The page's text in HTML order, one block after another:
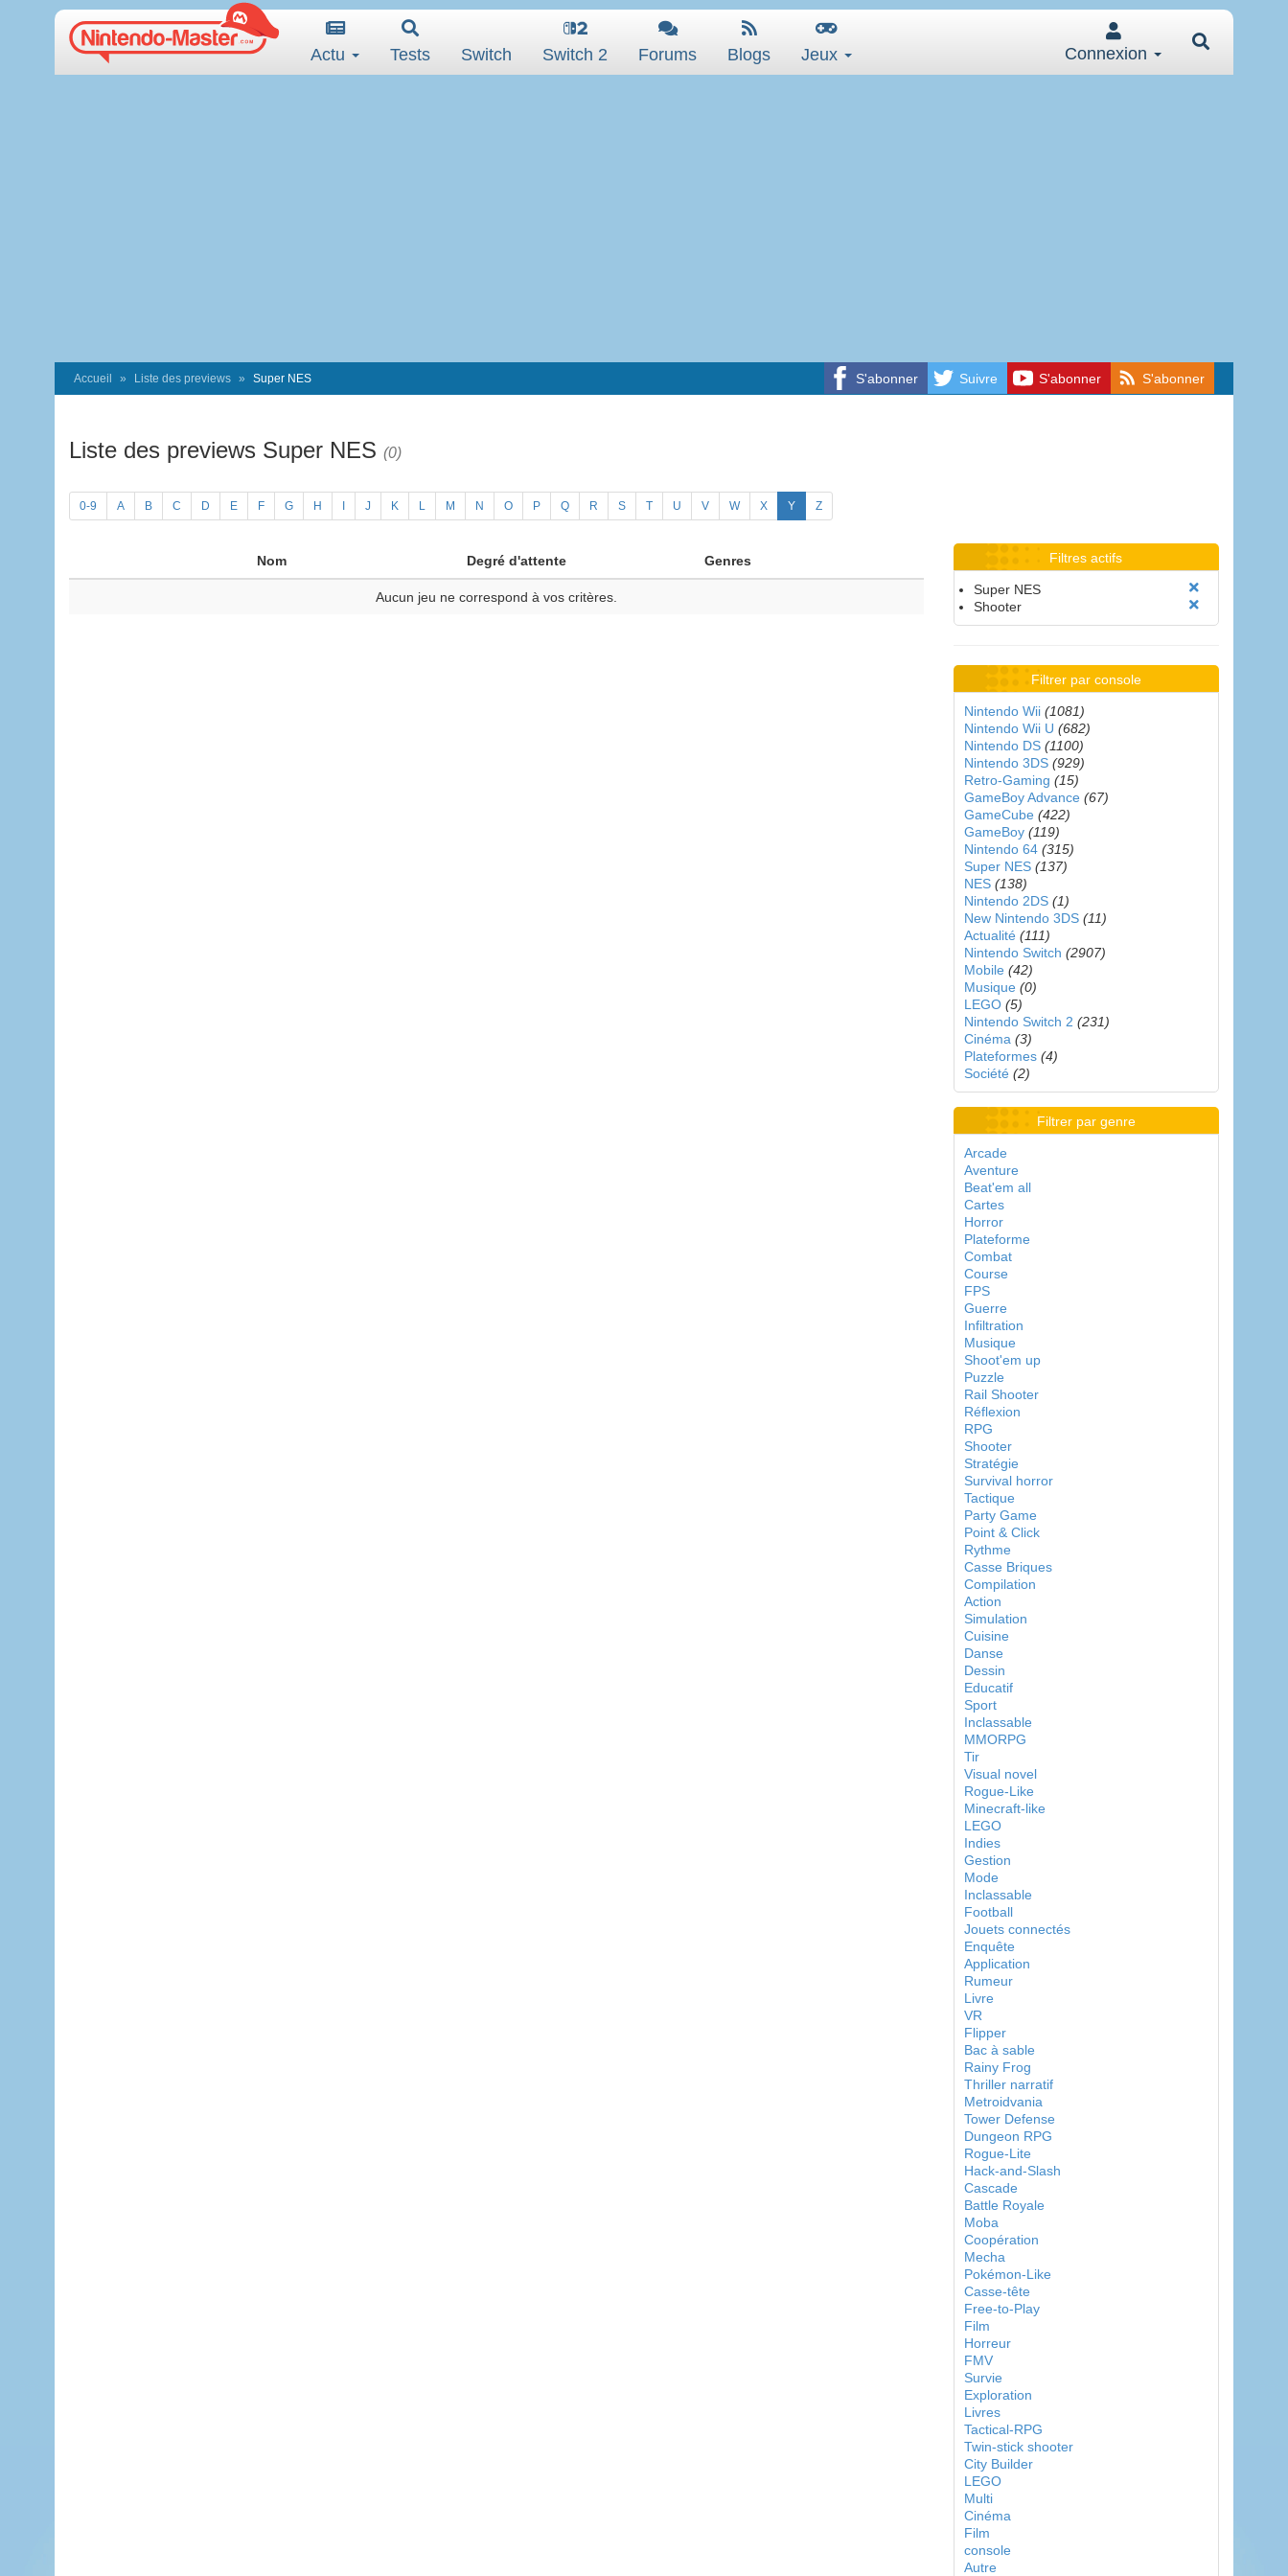
Actu Tests Switch Switch 2 Forums Blogs Jeux Connexion
S'abonner Suivre S'abonner S'abonner
Accueil Liste des previews Super NES
Liste des previews Super NES (0)
0-9 A B C D E F G H J K L M N O P Q R S T U V W X Y Z
Nom Degré d'attente Genres
Aucun jeu ne correspond à vos critères.
Filtres actifs
Super NES
Shooter
Filtrer par console
Nintendo Wii (1081)
Nintendo Wii U (682)
Nintendo DS (1100)
Nintendo 3DS (929)
Retro-Gaming (15)
GameBoy Advance (67)
GameCube (422)
GameBoy (119)
Nintendo 64 (315)
Super NES (137)
NES (138)
Nintendo 2DS (1)
New Nintendo 3DS (11)
Actualité (111)
Nintendo Switch (2907)
Mobile (42)
Musique (0)
LEGO (5)
Nintendo Switch 2 (231)
Cinéma (3)
Plateformes (4)
Société (2)
Filtrer par genre
Arcade
Aventure
Beat'em all
Cartes
Horror
Plateforme
Combat
Course
FPS
Guerre
Infiltration
Musique
Shoot'em up
Puzzle
Rail Shooter
Réflexion
RPG
Shooter
Stratégie
Survival horror
Tactique
Party Game
Point & Click
Rythme
Casse Briques
Compilation
Action
Simulation
Cuisine
Danse
Dessin
Educatif
Sport
Inclassable
MMORPG
Tir
Visual novel
Rogue-Like
Minecraft-like
LEGO
Indies
Gestion
Mode
Inclassable
Football
Jouets connectés
Enquête
Application
Rumeur
Livre
VR
Flipper
Bac à sable
Rainy Frog
Thriller narratif
Metroidvania
Tower Defense
Dungeon RPG
Rogue-Lite
Hack-and-Slash
Cascade
Battle Royale
Moba
Coopération
Mecha
Pokémon-Like
Casse-tête
Free-to-Play
Film
Horreur
FMV
Survie
Exploration
Livres
Tactical-RPG
Twin-stick shooter
City Builder
LEGO
Multi
Cinéma
Film
console
Autre